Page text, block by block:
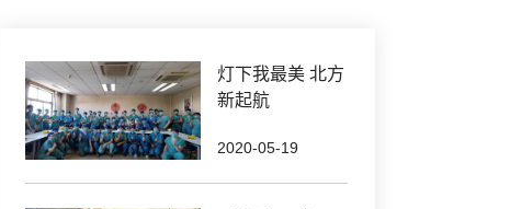
灯下我最美 北方
新起航
2020-05-19